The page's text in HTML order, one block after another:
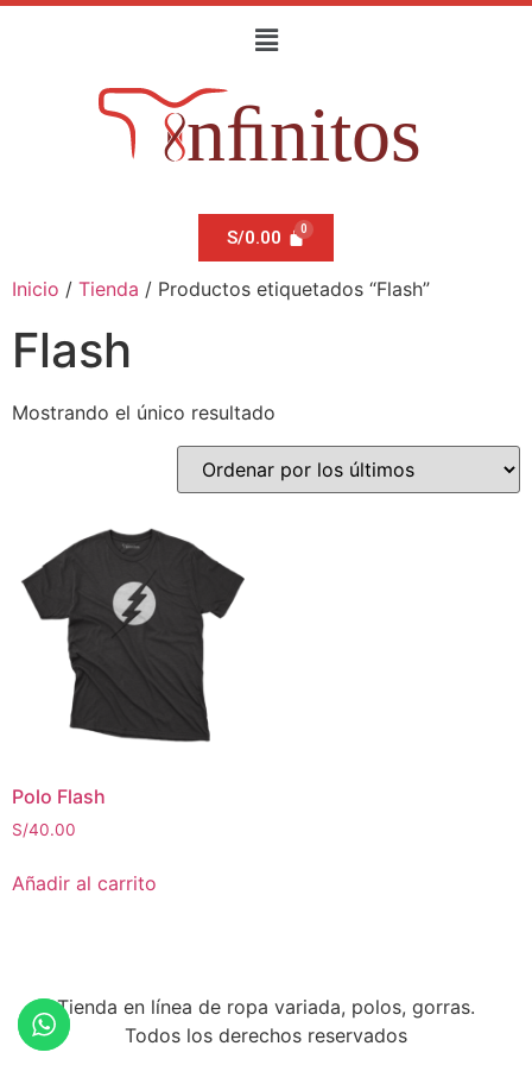
S/0.00
Inicio / Tienda / Productos etiquetados “Flash”
Flash
Mostrando el único resultado
Polo Flash
S/40.00
Añadir al carrito
Tienda en línea de ropa variada, polos, gorras.
Todos los derechos reservados